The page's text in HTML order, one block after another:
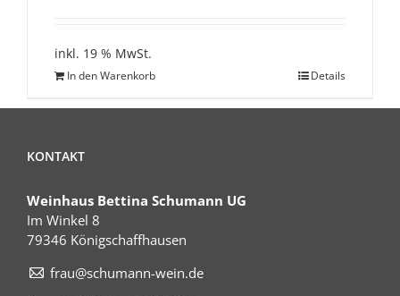
inkl. 19 % MwSt.
In den Warenkorb Details
KONTAKT
Weinhaus Bettina Schumann UG
Im Winkel 8
79346 Königschaffhausen
frau@schumann-wein.de